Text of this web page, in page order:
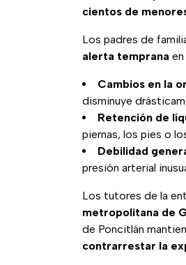
cientos de
Los padres de
alerta temprana
Cambios en la
disminuye
Retención de
piernas, los pies o
Debilidad
presión arterial
Los tutores de la
metropolitana de
de Poncitlán
contrarrestar la